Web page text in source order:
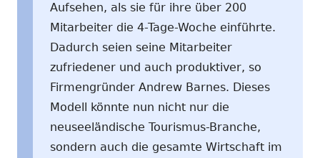
Aufsehen, als sie für ihre über 200
Mitarbeiter die 4-Tage-Woche einführte.
Dadurch seien seine Mitarbeiter
zufriedener und auch produktiver, so
Firmengründer Andrew Barnes. Dieses
Modell könnte nun nicht nur die
neuseeländische Tourismus-Branche,
sondern auch die gesamte Wirtschaft im